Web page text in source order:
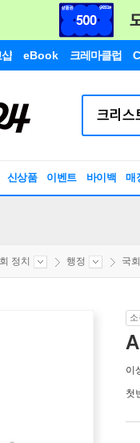
eBook 크레마클럽
신상품 이벤트 바이백 매
정치 행정 국
이
첫